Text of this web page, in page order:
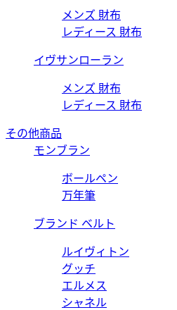
メンズ 財布
レディース 財布
イヴサンローラン
メンズ 財布
レディース 財布
その他商品
モンブラン
ボールペン
万年筆
ブランド ベルト
ルイヴィトン
グッチ
エルメス
シャネル